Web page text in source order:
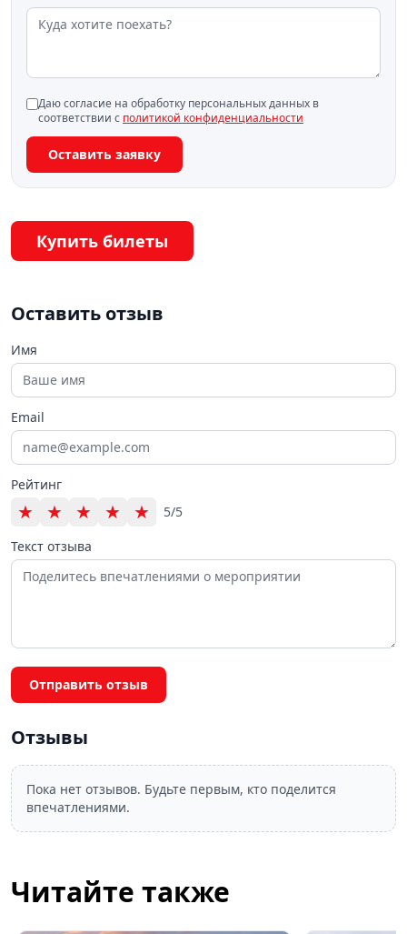
Даю согласие на обработку персональных данных в
соответствии с политикой конфиденциальности
Оставить заявку
Купить билеты
Оставить отзыв
Имя
Email
Рейтинг
★ ★ ★ ★ ★
5/5
Текст отзыва
Отправить отзыв
Отзывы
Пока нет отзывов. Будьте первым, кто поделится
впечатлениями.
Читайте также